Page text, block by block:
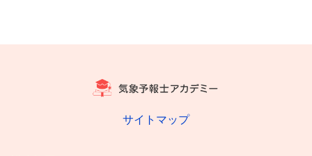
サイトマップ